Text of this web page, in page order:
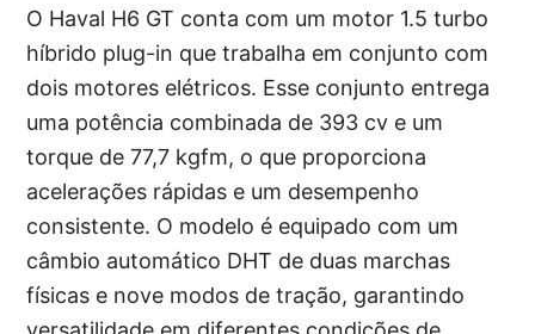
O Haval H6 GT conta com um motor 1.5 turbo
híbrido plug-in que trabalha em conjunto com
dois motores elétricos. Esse conjunto entrega
uma potência combinada de 393 cv e um
torque de 77,7 kgfm, o que proporciona
acelerações rápidas e um desempenho
consistente. O modelo é equipado com um
câmbio automático DHT de duas marchas
físicas e nove modos de tração, garantindo